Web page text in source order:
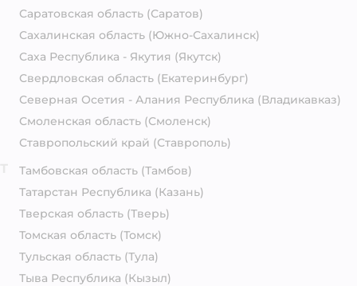
Саратовская область (Саратов)
Сахалинская область (Южно-Сахалинск)
Саха Республика - Якутия (Якутск)
Свердловская область (Екатеринбург)
Северная Осетия - Алания Республика (Владикавказ)
Смоленская область (Смоленск)
Ставропольский край (Ставрополь)
Тамбовская область (Тамбов)
Татарстан Республика (Казань)
Тверская область (Тверь)
Томская область (Томск)
Тульская область (Тула)
Тыва Республика (Кызыл)